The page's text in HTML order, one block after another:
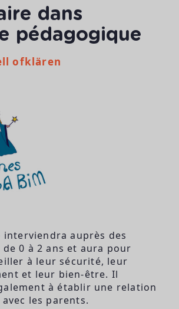
dans
pédagogique
ofklären
interviendra auprès des
0 à 2 ans et aura pour
à leur sécurité, leur
et leur bien-être. Il
à établir une relation
les parents.